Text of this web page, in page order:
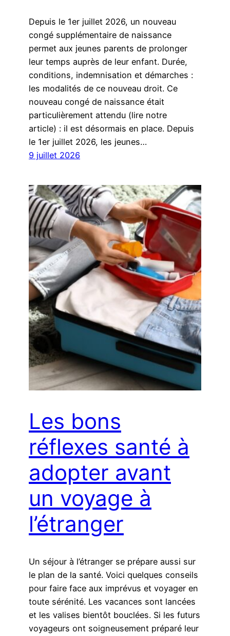
Depuis le 1er juillet 2026, un nouveau
congé supplémentaire de naissance
permet aux jeunes parents de prolonger
leur temps auprès de leur enfant. Durée,
conditions, indemnisation et démarches :
les modalités de ce nouveau droit. Ce
nouveau congé de naissance était
particulièrement attendu (lire notre
article) : il est désormais en place. Depuis
le 1er juillet 2026, les jeunes…
9 juillet 2026
Les bons
réflexes santé à
adopter avant
un voyage à
l’étranger
Un séjour à l’étranger se prépare aussi sur
le plan de la santé. Voici quelques conseils
pour faire face aux imprévus et voyager en
toute sérénité. Les vacances sont lancées
et les valises bientôt bouclées. Si les futurs
voyageurs ont soigneusement préparé leur